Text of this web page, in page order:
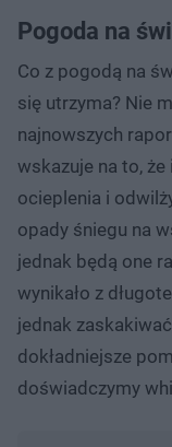
Pogoda na
Co z pogodą na
się utrzyma? Nie
najnowszych
wskazuje na to,
ocieplenia i
opady śniegu na
jednak będą one
wynikało z
jednak
dokładniejsze
doświadczymy